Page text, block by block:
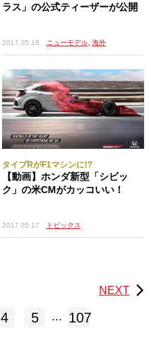
ラス」の公式ティーザーが公開
2017.05.18 ニューモデル, 海外
タイプRがF1マシンに!?
【動画】ホンダ新型「シビッ
ク」の米CMがカッコいい！
2017.05.17 トピックス
4 5 … 107
NEXT